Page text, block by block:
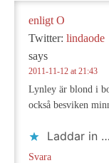
enligt O
Twitter: lindaode
says
2011-11-12 at 21:43
Lynley är blond i
också besviken
Laddar in …
Svara